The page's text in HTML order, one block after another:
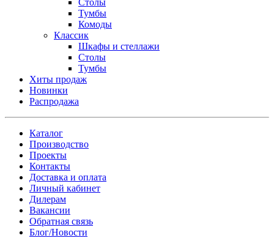
Тумбы
Комоды
Классик
Шкафы и стеллажи
Столы
Тумбы
Хиты продаж
Новинки
Распродажа
Каталог
Производство
Проекты
Контакты
Доставка и оплата
Личный кабинет
Дилерам
Вакансии
Обратная связь
Блог/Новости